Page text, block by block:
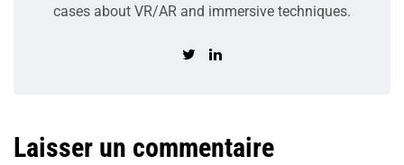
cases about VR/AR and immersive techniques.
Laisser un commentaire